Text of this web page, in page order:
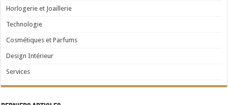
Horlogerie et Joaillerie
Technologie
Cosmétiques et Parfums
Design Intérieur
Services